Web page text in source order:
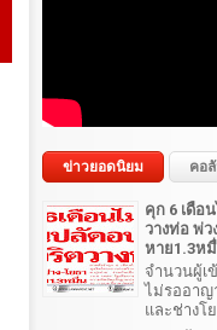
ข่าวยอดนิยม คอ
คุก 6 เดือ
วางท่อ พ่ว
หาย1.3ห
จำนวนผู้เ
ไม่รออาญ
และช่างโ